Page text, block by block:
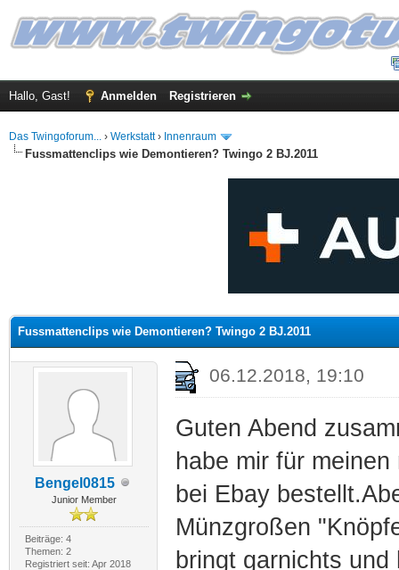
Hallo, Gast! Anmelden Registrieren
Das Twingoforum... › Werkstatt› Innenraum
Fussmattenclips wie Demontieren? Twingo 2 BJ.2011
Fussmattenclips wie Demontieren? Twingo 2 BJ.2011
Bengel0815
Junior Member
Beiträge: 4
Themen: 2
Registriert seit: Apr 2018
06.12.2018, 19:10
Guten Abend
habe mir für
bei Ebay
Münzgroßen
bringt garnichts